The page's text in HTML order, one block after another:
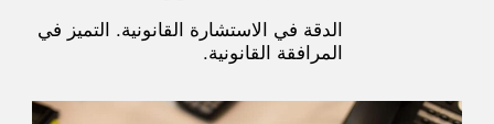
الدقة في الاستشارة القانونية. التميز في
المرافقة القانونية.